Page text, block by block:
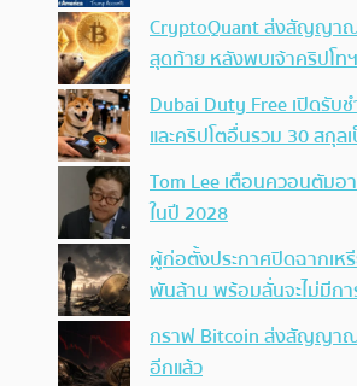
CryptoQuant ส่งสัญญา
สุดท้าย หลังพบเจ้าคริปโทฯ
Dubai Duty Free เปิดรับ
และคริปโตอื่นรวม 30 สกุล
Tom Lee เตือนควอนตัมอ
ในปี 2028
ผู้ก่อตั้งประกาศปิดฉากเห
พันล้าน พร้อมลั่นจะไม่มีก
กราฟ Bitcoin ส่งสัญญาณ
อีกแล้ว